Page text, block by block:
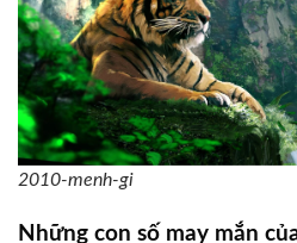
2010-menh-gi
Những con số may mắn